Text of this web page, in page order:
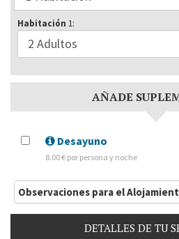
Habitación 1:
AÑADE
Desayuno
8.00 € por persona y noche
Observaciones para el
DETALLES DE TU